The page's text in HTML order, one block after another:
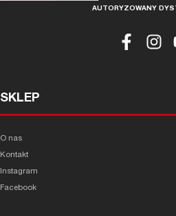
AUTORYZOWANY
SKLEP
O nas
Kontakt
Instagram
Facebook